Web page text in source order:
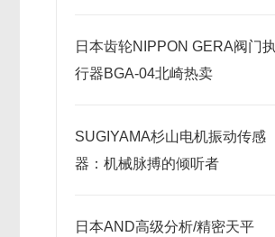
日本齿轮NIPPON GERA阀门执
行器BGA-04北崎热卖
SUGIYAMA杉山电机振动传感
器：机械脉搏的倾听者
日本AND高级分析/精密天平